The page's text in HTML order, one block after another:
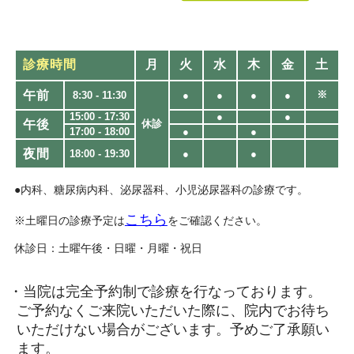
診療時間 月 火 水 木 金 土
午前 8:30 - 11:30
休診
● ● ● ● ※
午後
15:00 - 17:30 ●
●
17:00 - 18:00
● ●
夜間 18:00 - 19:30​ ● ●
●内科、糖尿病内科、泌尿器科、小児泌尿器科の診療です。
※土曜日の診療予定はこちらをご確認ください。
休診日：土曜午後・日曜・月曜・祝日
・当院は完全予約制で診療を行なっております。
ご予約なくご来院いただいた際に、院内でお待ち
いただけない場合がございます。予めご了承願い
ます。